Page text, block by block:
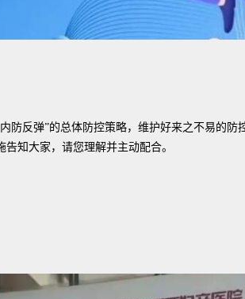
反弹”的总体防控策略，维护好来之不易的防
知大家，请您理解并主动配合。